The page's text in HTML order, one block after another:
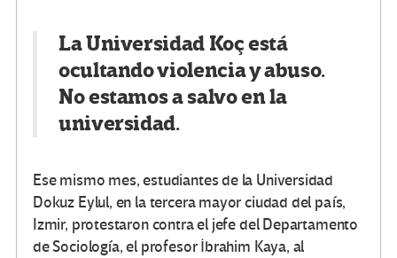
La Universidad Koç está
ocultando violencia y abuso.
No estamos a salvo en la
universidad.
Ese mismo mes, estudiantes de la Universidad
Dokuz Eylul, en la tercera mayor ciudad del país,
Izmir, protestaron contra el jefe del Departamento
de Sociología, el profesor İbrahim Kaya, al